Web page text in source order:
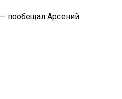
пообещал Арсений